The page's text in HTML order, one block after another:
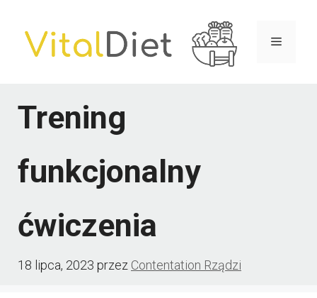
Menu
Trening
funkcjonalny
ćwiczenia
18 lipca, 2023 przez Contentation Rządzi